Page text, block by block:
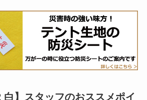
白】スタッフのおススメポイ